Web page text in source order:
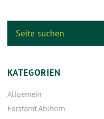
KATEGORIEN
Allgemein
Forstamt Ahlhorn